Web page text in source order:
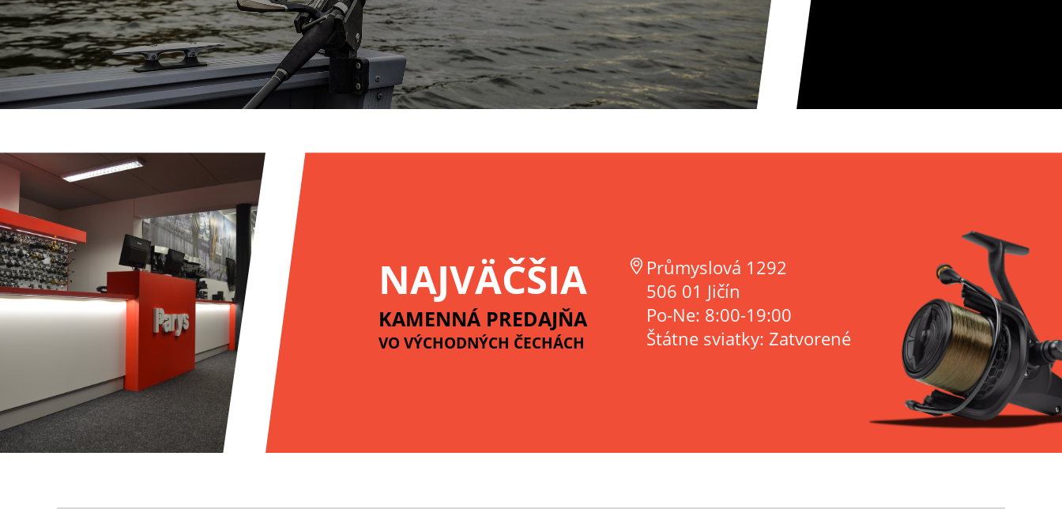
NAJVÄČŠIA
KAMENNÁ PREDAJŇA
VO VÝCHODNÝCH ČECHÁCH
Průmyslová 1292
506 01 Jičín
Po-Ne: 8:00-19:00
Štátne sviatky: Zatvorené